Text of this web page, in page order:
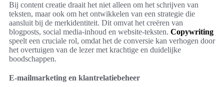
Bij content creatie draait het niet alleen om het schrijven van
teksten, maar ook om het ontwikkelen van een strategie die
aansluit bij de merkidentiteit. Dit omvat het creëren van
blogposts, social media-inhoud en website-teksten. Copywriting
speelt een cruciale rol, omdat het de conversie kan verhogen door
het overtuigen van de lezer met krachtige en duidelijke
boodschappen.
E-mailmarketing en klantrelatiebeheer